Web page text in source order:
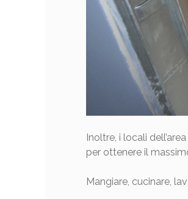
Inoltre, i locali
per ottenere il
Mangiare, cucinare,